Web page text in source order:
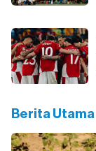
Berita Utama